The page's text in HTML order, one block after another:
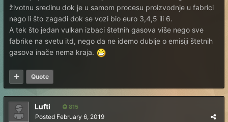
životnu sredinu dok je u samom procesu proizvodnje u fabrici
nego li što zagadi dok se vozi bio euro 3,4,5 ili 6.
A tek što jedan vulkan izbaci štetnih gasova više nego sve
fabrike na svetu itd, nego da ne idemo dublje o emisiji štetnih
gasova inače nema kraja.
Quote
Lufti 815
Posted February 6, 2019